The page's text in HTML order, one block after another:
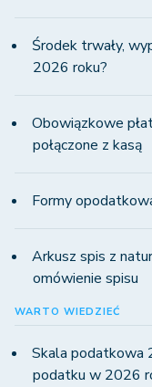
Środek trwały,
2026 roku?
Obowiązkowe
połączone z kasą
Formy
Arkusz spis z
omówienie spisu
WARTO WIEDZIEĆ
Skala podatkowa
podatku w 2026